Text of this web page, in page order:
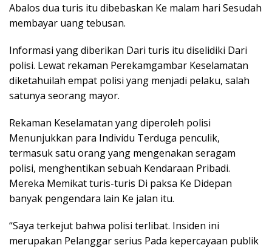
Abalos dua turis itu dibebaskan Ke malam hari Sesudah
membayar uang tebusan.
Informasi yang diberikan Dari turis itu diselidiki Dari
polisi. Lewat rekaman Perekamgambar Keselamatan
diketahuilah empat polisi yang menjadi pelaku, salah
satunya seorang mayor.
Rekaman Keselamatan yang diperoleh polisi
Menunjukkan para Individu Terduga penculik,
termasuk satu orang yang mengenakan seragam
polisi, menghentikan sebuah Kendaraan Pribadi.
Mereka Memikat turis-turis Di paksa Ke Didepan
banyak pengendara lain Ke jalan itu.
“Saya terkejut bahwa polisi terlibat. Insiden ini
merupakan Pelanggar serius Pada kepercayaan publik